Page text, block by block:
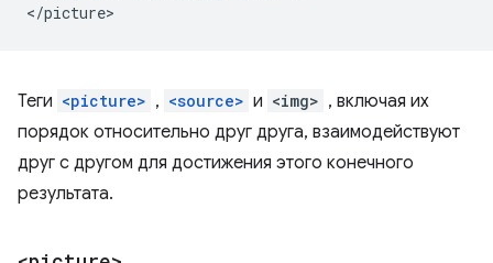
Теги <picture> , <source> и <img> , включая их
порядок относительно друг друга, взаимодействуют
друг с другом для достижения этого конечного
результата.